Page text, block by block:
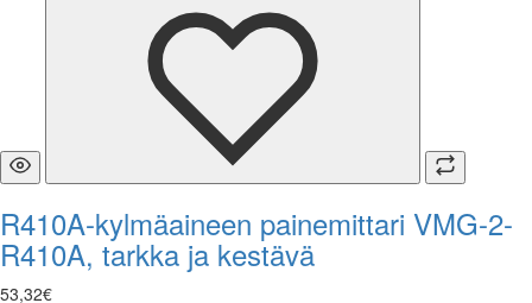
R410A-kylmäaineen painemittari VMG-2-
R410A, tarkka ja kestävä
53,32€